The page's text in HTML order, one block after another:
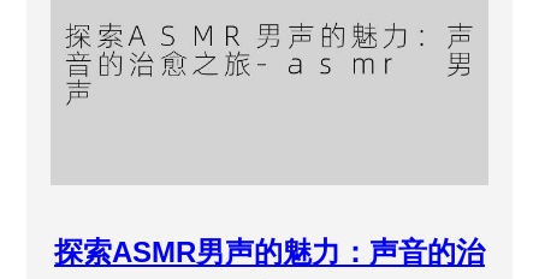
探索ASMR男声的魅力：声音的治